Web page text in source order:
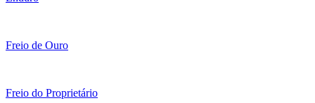
Freio de Ouro
Freio do Proprietário